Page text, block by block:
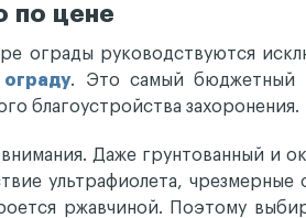
по цене
ограды руководствуются
. Это самый бюджетный
благоустройства захоронения.
Даже грунтованный и
ультрафиолета,
ржавчиной. Поэтому